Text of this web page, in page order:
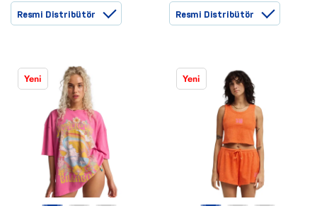
Resmi Distribütör Resmi Distribütör
Yeni Yeni